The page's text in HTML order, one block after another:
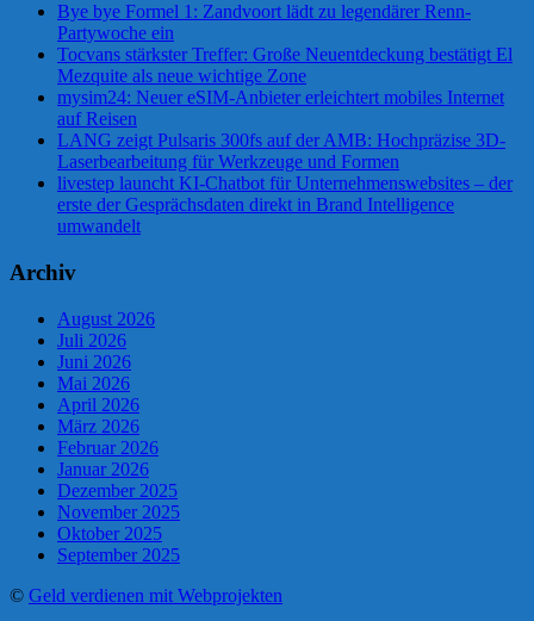
Bye bye Formel 1: Zandvoort lädt zu legendärer Renn-
Partywoche ein
Tocvans stärkster Treffer: Große Neuentdeckung bestätigt El
Mezquite als neue wichtige Zone
mysim24: Neuer eSIM-Anbieter erleichtert mobiles Internet
auf Reisen
LANG zeigt Pulsaris 300fs auf der AMB: Hochpräzise 3D-
Laserbearbeitung für Werkzeuge und Formen
livestep launcht KI-Chatbot für Unternehmenswebsites – der
erste der Gesprächsdaten direkt in Brand Intelligence
umwandelt
Archiv
August 2026
Juli 2026
Juni 2026
Mai 2026
April 2026
März 2026
Februar 2026
Januar 2026
Dezember 2025
November 2025
Oktober 2025
September 2025
© Geld verdienen mit Webprojekten